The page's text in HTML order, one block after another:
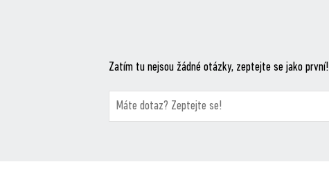
Zatím tu nejsou žádné otázky, zeptejte se jako první!